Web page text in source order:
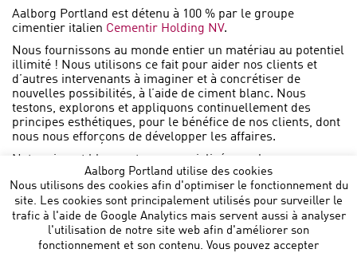
Aalborg Portland est détenu à 100 % par le groupe
cimentier italien Cementir Holding NV.
Nous fournissons au monde entier un matériau au potentiel
illimité ! Nous utilisons ce fait pour aider nos clients et
d’autres intervenants à imaginer et à concrétiser de
nouvelles possibilités, à l’aide de ciment blanc. Nous
testons, explorons et appliquons continuellement des
principes esthétiques, pour le bénéfice de nos clients, dont
nous nous efforçons de développer les affaires.
Notre ciment blanc est commercialisé sous la marque
AALBORG WHITE .Aalborg Portland utilise des cookies
Nous utilisons des cookies afin d'optimiser le fonctionnement du
site. Les cookies sont principalement utilisés pour surveiller le
trafic à l'aide de Google Analytics mais servent aussi à analyser
l'utilisation de notre site web afin d'améliorer son
fonctionnement et son contenu. Vous pouvez accepter